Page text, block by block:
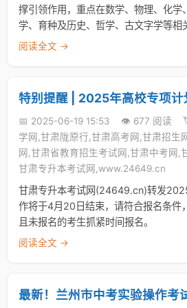
撑引领作用，重点在数学、物理、化学
学、育种及历史、哲学、古文字学等相
阅读全文 →
特别提醒 | 2025年高校专项计
📅 2025-06-19 15:53 👁️ 677 阅读
学网,甘肃陇原行,甘肃高考网,甘肃招生
网,甘肃省教育招生考试网,甘肃中考网,
甘肃专升本考试网,www.24649.cn
甘肃专升本考试网(24649.cn)转发
作将于4月20日结束，请符合报名条件
且未报名的考生抓紧时间报名。
阅读全文 →
最新！兰州市中考实验操作考